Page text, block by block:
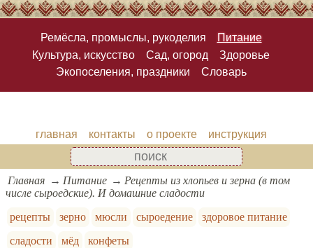
Ремёсла, промыслы, рукоделия
Питание
Культура, искусство
Сад, огород
Здоровье
Экопоселения, праздники
Словарь
главная контакты о проекте инструкция
Главная Питание
Рецепты из хлопьев и зерна (в том
числе сыроедские). И домашние сладости
рецепты
зерно мюсли сыроедение
здоровое питание
сладости
мёд конфеты